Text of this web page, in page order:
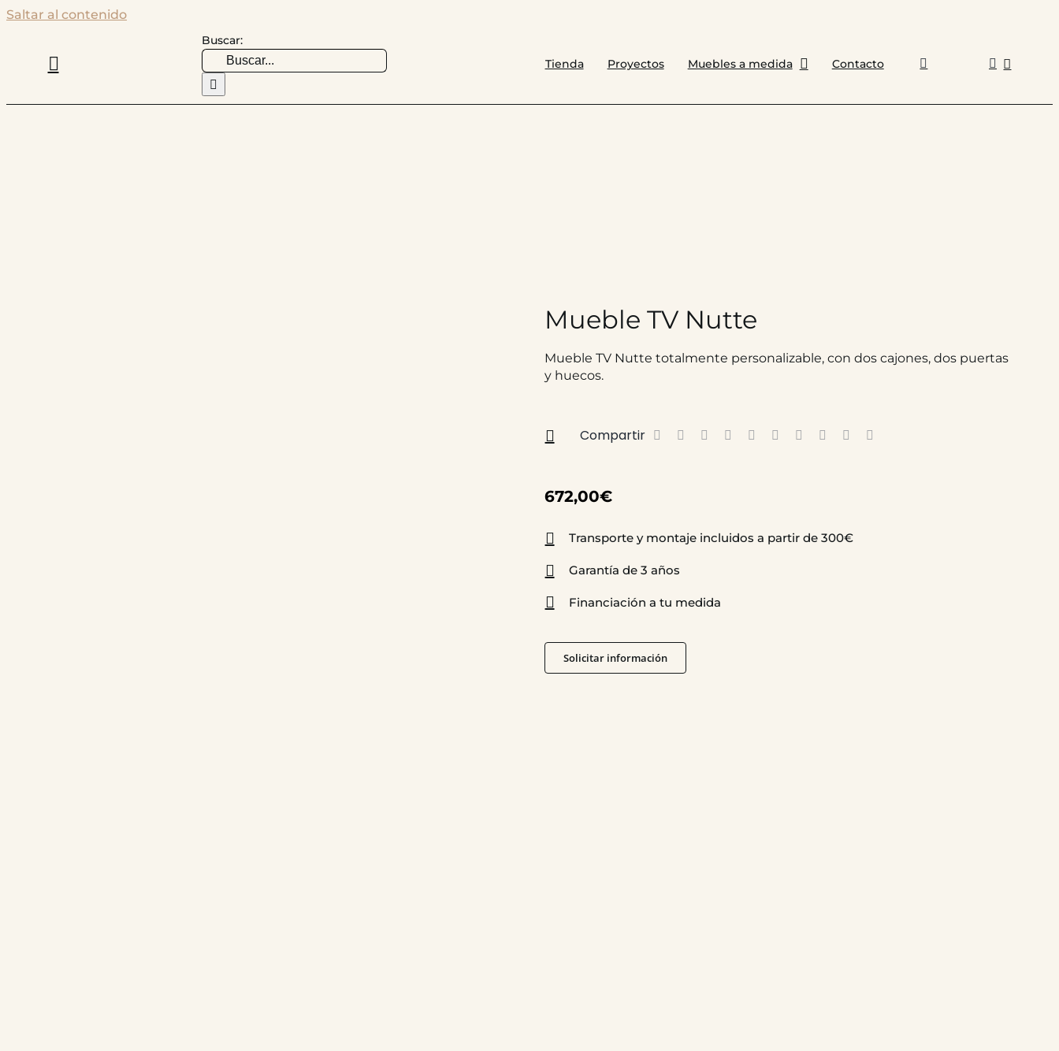
Saltar al contenido
Buscar:
Tienda
Proyectos Muebles a medida Contacto
Mueble TV Nutte
Mueble TV Nutte totalmente personalizable, con dos cajones, dos puertas
y huecos.
Compartir
672,00€
Transporte y montaje incluidos a partir de 300€
Garantía de 3 años
Financiación a tu medida
Solicitar información